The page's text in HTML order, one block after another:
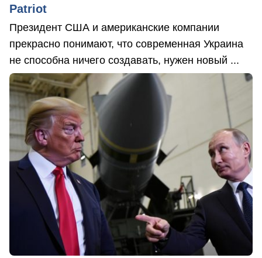
Patriot
Президент США и американские компании
прекрасно понимают, что современная Украина
не способна ничего создавать, нужен новый ...